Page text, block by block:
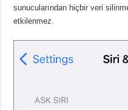
sunucularından hiçbir veri
etkilenmez.